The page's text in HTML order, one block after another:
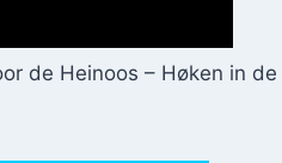
de Heinoos – Høken in